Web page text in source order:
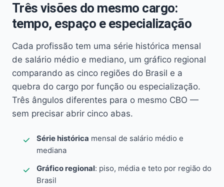
Três visões do mesmo cargo:
tempo, espaço e especialização
Cada profissão tem uma série histórica mensal
de salário médio e mediano, um gráfico regional
comparando as cinco regiões do Brasil e a
quebra do cargo por função ou especialização.
Três ângulos diferentes para o mesmo CBO —
sem precisar abrir cinco abas.
Série histórica mensal de salário médio e
mediana
Gráfico regional: piso, média e teto por região do
Brasil